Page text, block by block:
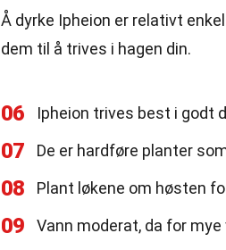
Å dyrke Ipheion er relativt
dem til å trives i hagen din.
06 Ipheion trives best i godt
07 De er hardføre planter
08 Plant løkene om høsten
09 Vann moderat, da for